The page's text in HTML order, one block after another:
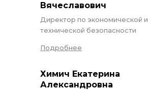
info@vostokcement.ru
Вячеславович
Директор по экономической и
технической безопасности
Подробнее
Химич Екатерина
Александровна